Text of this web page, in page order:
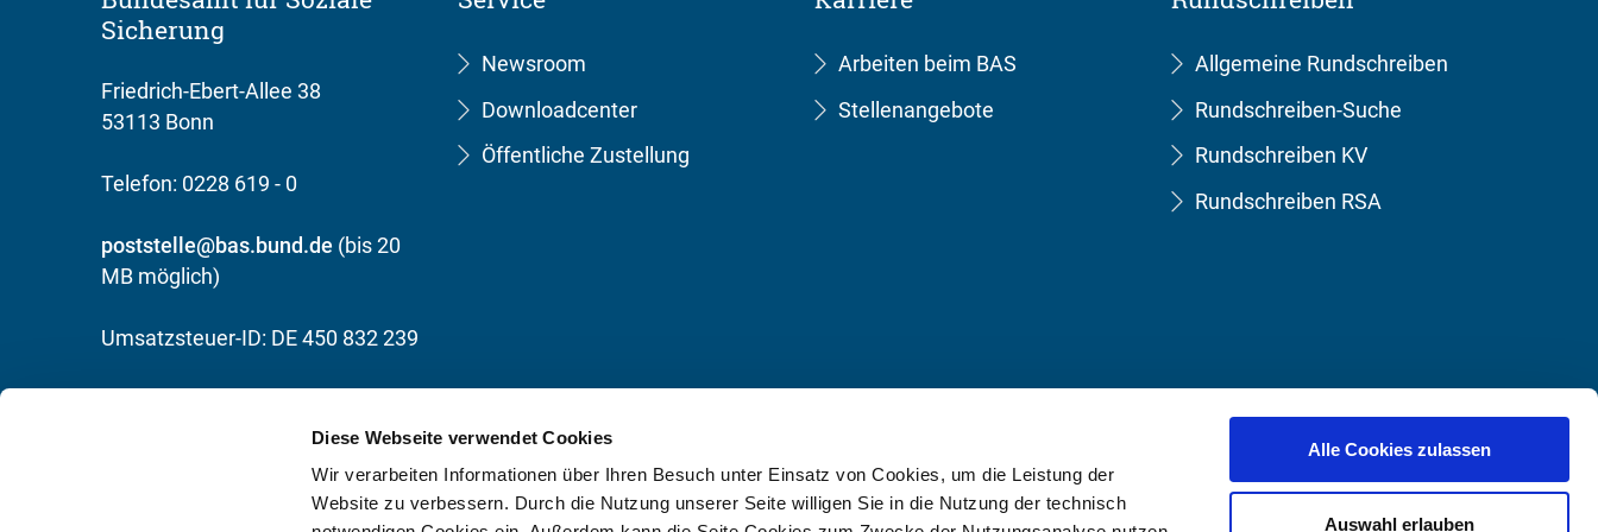
Diese Webseite verwendet Cookies
Wir verarbeiten Informationen über Ihren Besuch unter Einsatz von Cookies, um die Leistung der
Website zu verbessern. Durch die Nutzung unserer Seite willigen Sie in die Nutzung der technisch
Alle Cookies zulassen
Auswahl erlauben
Sicherung
Friedrich-Ebert-Allee 38
53113 Bonn
Telefon: 0228 619 - 0
poststelle@bas.bund.de (bis 20
MB möglich)
Umsatzsteuer-ID: DE 450 832 239
"Recyclingpapierfreundliche
Newsroom
Downloadcenter
Öffentliche Zustellung
Arbeiten beim BAS
Stellenangebote
Allgemeine Rundschreiben
Rundschreiben-Suche
Rundschreiben KV
Rundschreiben RSA